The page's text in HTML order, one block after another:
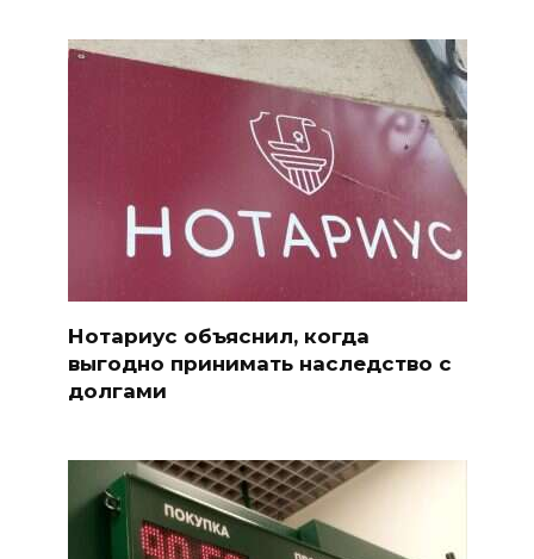
Нотариус объяснил, когда
выгодно принимать наследство с
долгами